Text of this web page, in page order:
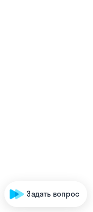
Задать вопрос